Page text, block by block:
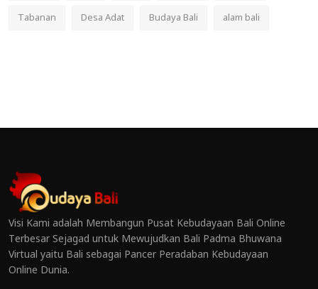
Tabanan
Desa Adat Budaya Bali alam bali
Visi Kami adalah Membangun Pusat Kebudayaan Bali Online
Terbesar Sejagad untuk Mewujudkan Bali Padma Bhuwana
Virtual yaitu Bali sebagai Pancer Peradaban Kebudayaan
Online Dunia.